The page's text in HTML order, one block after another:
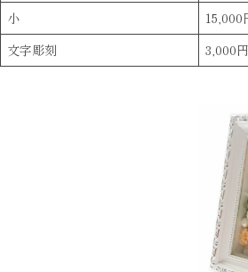
小
15,000
文字彫刻
3,000